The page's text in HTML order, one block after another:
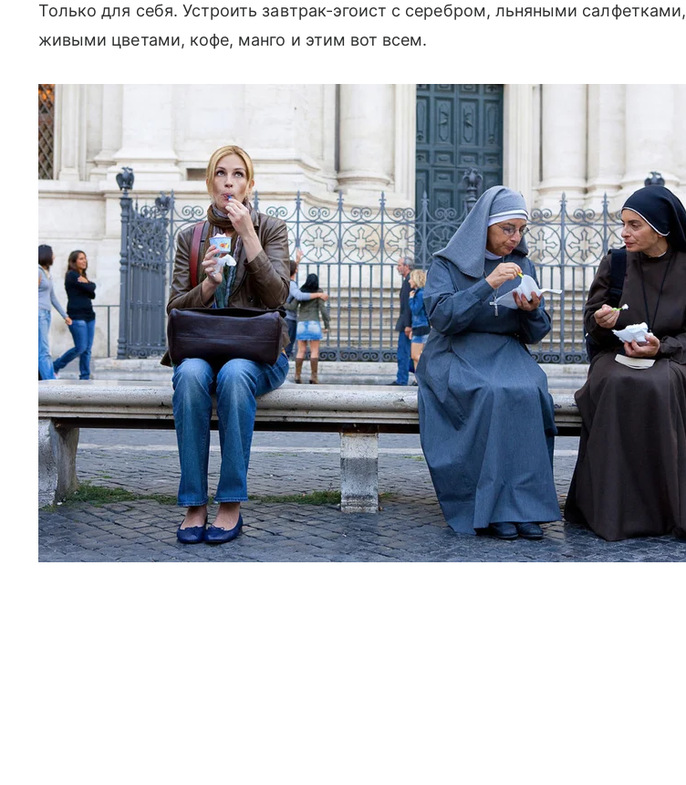
Только для себя. Устроить завтрак-эгоист с серебром, льняными салфетками,
живыми цветами, кофе, манго и этим вот всем.